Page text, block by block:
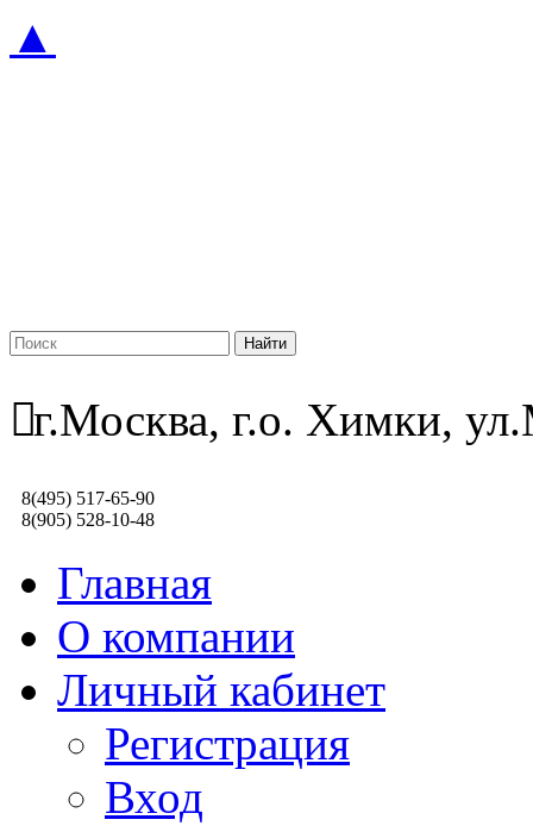
▲
г.Москва, г.о. Химки,
8(495) 517-65-90
8(905) 528-10-48
Главная
О компании
Личный кабинет
Регистрация
Вход